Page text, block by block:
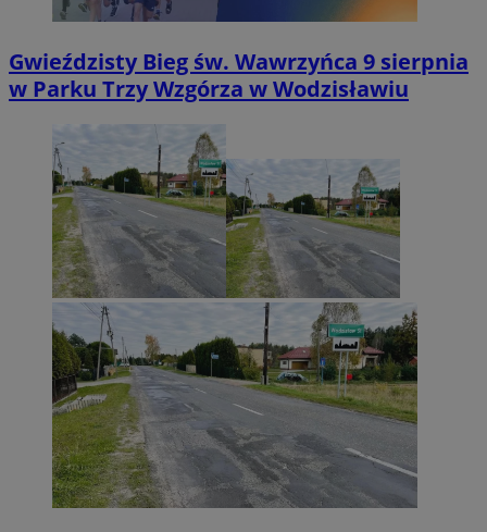
Gwieździsty Bieg św. Wawrzyńca 9 sierpnia
w Parku Trzy Wzgórza w Wodzisławiu